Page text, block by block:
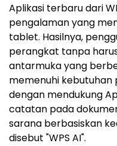
Aplikasi terbaru dari
pengalaman yang
tablet. Hasilnya,
perangkat tanpa
antarmuka yang
memenuhi kebutuhan
dengan mendukung
catatan pada
sarana berbasiskan
disebut "WPS AI".